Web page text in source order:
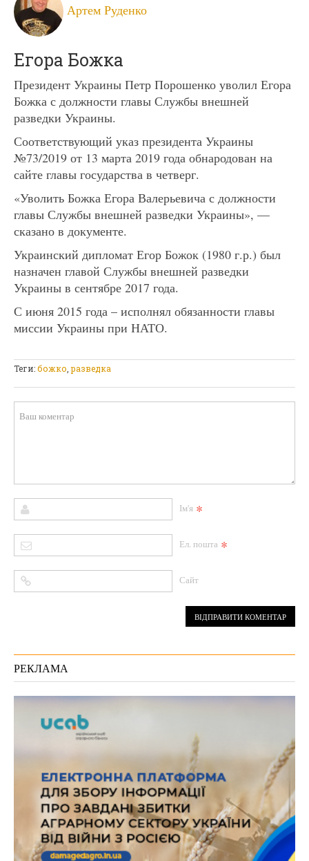
Артем Руденко
Егора Божка
Президент Украины Петр Порошенко уволил Егора
Божка с должности главы Службы внешней
разведки Украины.
Соответствующий указ президента Украины
№73/2019 от 13 марта 2019 года обнародован на
сайте главы государства в четверг.
«Уволить Божка Егора Валерьевича с должности
главы Службы внешней разведки Украины», —
сказано в документе.
Украинский дипломат Егор Божок (1980 г.р.) был
назначен главой Службы внешней разведки
Украины в сентябре 2017 года.
С июня 2015 года – исполнял обязанности главы
миссии Украины при НАТО.
Теги:божко ,разведка
Ім'я *
Ел. пошта *
Сайт
РЕКЛАМА